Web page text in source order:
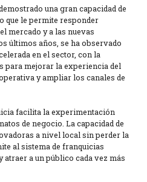
una gran capacidad de
que le permite responder
mercado y a las nuevas
últimos años, se ha observado
en el sector, con la
para mejorar la experiencia del
y ampliar los canales de
facilita la experimentación
de negocio. La capacidad de
a nivel local sin perder la
al sistema de franquicias
a un público cada vez más